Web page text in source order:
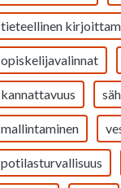
tieteellinen
opiskelijavalinnat
kannattavuus
mallintaminen
potilasturvallisuus